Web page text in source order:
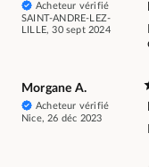
Acheteur vérifié
SAINT-ANDRE-LEZ-
LILLE, 30 sept 2024
Morgane A.
Acheteur vérifié
Nice, 26 déc 2023